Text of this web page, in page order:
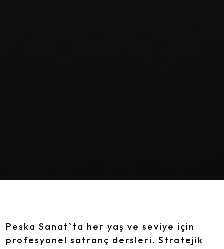
Peska Sanat`ta her yaş ve seviye için
profesyonel satranç dersleri. Stratejik